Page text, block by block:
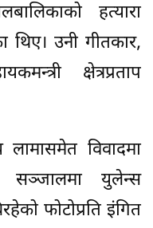
हत्यारा
थिए। उनी गीतकार,
क्षेत्रप्रताप
विवादमा
सञ्जालमा युलेन्स
फोटोप्रति इंगित